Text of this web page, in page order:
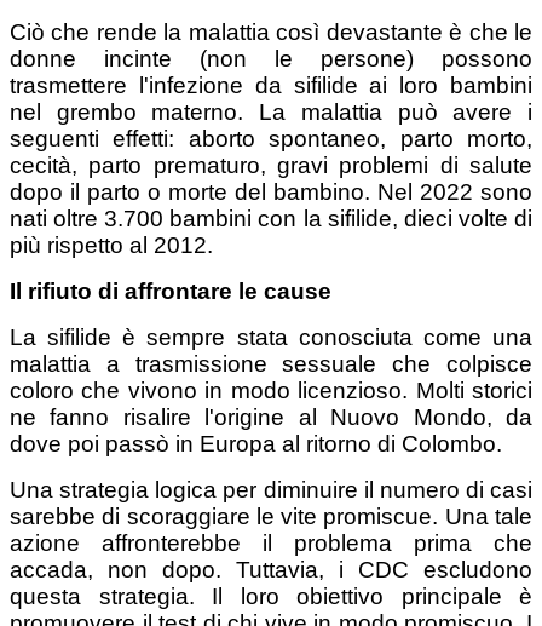
Ciò che rende la malattia così devastante è che le
donne incinte (non le persone) possono
trasmettere l'infezione da sifilide ai loro bambini
nel grembo materno. La malattia può avere i
seguenti effetti: aborto spontaneo, parto morto,
cecità, parto prematuro, gravi problemi di salute
dopo il parto o morte del bambino. Nel 2022 sono
nati oltre 3.700 bambini con la sifilide, dieci volte di
più rispetto al 2012.
Il rifiuto di affrontare le cause
La sifilide è sempre stata conosciuta come una
malattia a trasmissione sessuale che colpisce
coloro che vivono in modo licenzioso. Molti storici
ne fanno risalire l'origine al Nuovo Mondo, da
dove poi passò in Europa al ritorno di Colombo.
Una strategia logica per diminuire il numero di casi
sarebbe di scoraggiare le vite promiscue. Una tale
azione affronterebbe il problema prima che
accada, non dopo. Tuttavia, i CDC escludono
questa strategia. Il loro obiettivo principale è